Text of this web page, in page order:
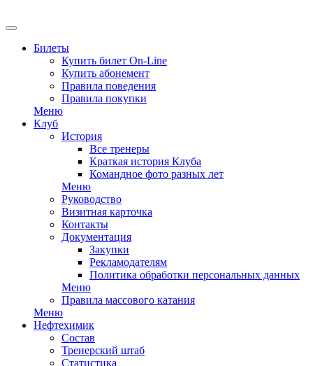
Билеты
Купить билет On-Line
Купить абонемент
Правила поведения
Правила покупки
Меню
Клуб
История
Все тренеры
Краткая история Клуба
Командное фото разных лет
Меню
Руководство
Визитная карточка
Контакты
Документация
Закупки
Рекламодателям
Политика обработки персональных данных
Меню
Правила массового катания
Меню
Нефтехимик
Состав
Тренерский штаб
Статистика